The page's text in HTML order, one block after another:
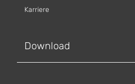
Karriere
Download